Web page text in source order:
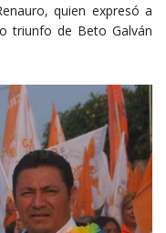
quien expresó a
triunfo de Beto Galván